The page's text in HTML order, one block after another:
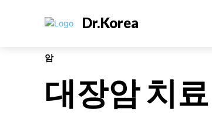
Dr.Korea
암
대장암 치